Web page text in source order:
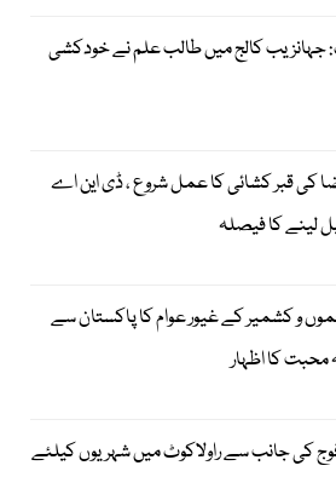
جہانزیب کالج میں طالب علم نے خودکشی
کی قبر کشائی کا عمل شروع ، ڈی این اے
لینے کا فیصلہ
و کشمیر کے غیور عوام کا پاکستان سے
محبت کا اظہار
کی جانب سے راولاکوٹ میں شہریوں کیلئے